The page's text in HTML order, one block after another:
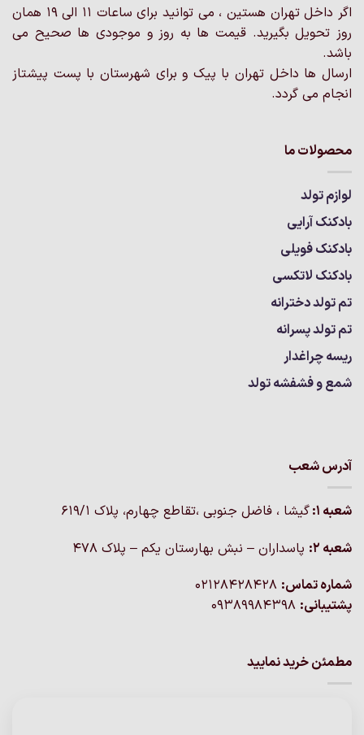
اگر داخل تهران هستین ، می توانید برای ساعات 11 الی 19 همان
روز تحویل بگیرید. قیمت ها به روز و موجودی ها صحیح می
باشد.
ارسال ها داخل تهران با پیک و برای شهرستان با پست پیشتاز
انجام می گردد.
محصولات ما
لوازم تولد
بادکنک آرایی
بادکنک فویلی
بادکنک لاتکسی
تم تولد دخترانه
تم تولد پسرانه
ریسه چراغدار
شمع و فشفشه تولد
آدرس شعب
شعبه 1:
گيشا ، فاضل جنوبی ،تقاطع چهارم، پلاک 619/1
شعبه 2:
پاسداران – نبش بهارستان یکم – پلاک ۴۷۸
شماره تماس:
پشتیبانی:
مطمئن خرید نمایید